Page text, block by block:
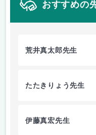
おすすめの
荒井真太郎先生
たたきりょう先生
伊藤真宏先生